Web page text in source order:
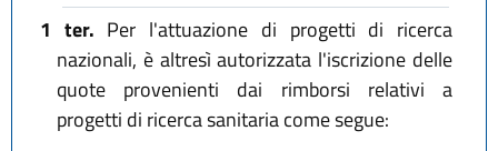
1 ter. Per l'attuazione di progetti di ricerca
nazionali, è altresì autorizzata l'iscrizione delle
quote provenienti dai rimborsi relativi a
progetti di ricerca sanitaria come segue: